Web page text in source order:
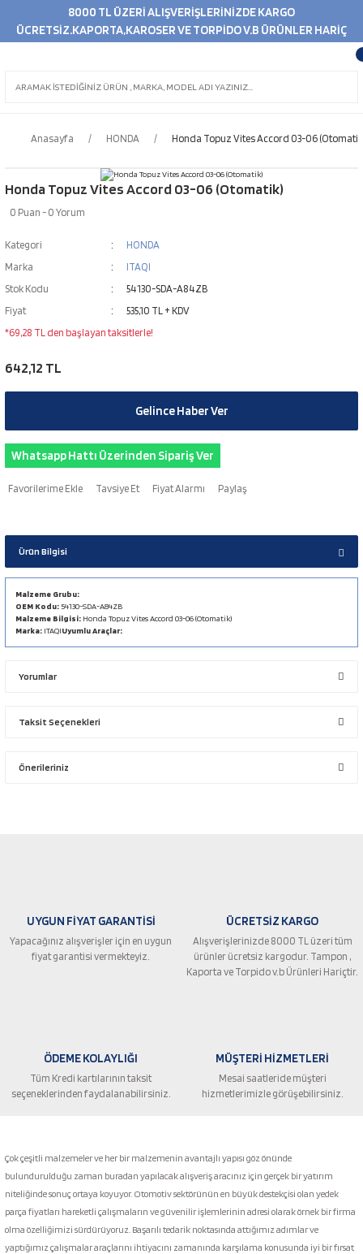
8000 TL ÜZERİ ALIŞVERİŞLERİNİZDE KARGO
ÜCRETSİZ.KAPORTA,KAROSER VE TORPİDO V.B ÜRÜNLER HARİÇ
Anasayfa HONDA Honda Topuz Vites Accord 03-06
Honda Topuz Vites Accord 03-06 (Otomatik)
0 Puan - 0 Yorum
Kategori
HONDA
Marka
ITAQI
Stok Kodu
54130-SDA-A84ZB
Fiyat
535,10 TL + KDV
*69,28 TL den başlayan taksitlerle!
642,12 TL
Gelince Haber Ver
Whatsapp Hattı Üzerinden Sipariş Ver
Tavsiye Et Fiyat Alarmı Paylaş
Ürün Bilgisi
Malzeme Grubu:
OEM Kodu: 54130-SDA-A84ZB
Malzeme Bilgisi: Honda Topuz Vites Accord 03-06 (Otomatik)
Marka: ITAQIUyumlu Araçlar:
Yorumlar
Taksit Seçenekleri
Önerileriniz
Ürün açıklamasında eksik bilgiler bulunuyor.
Ürün bilgilerinde hatalar bulunuyor.
Ürün fiyatı diğer sitelerden daha pahalı.
Gönder
UYGUN FİYAT GARANTİSİ
Yapacağınız alışverişler için en uygun
fiyat garantisi vermekteyiz.
ÜCRETSİZ KARGO
Alışverişlerinizde 8000 TL üzeri tüm
ürünler ücretsiz kargodur. Tampon ,
Kaporta ve Torpido v.b Ürünleri Hariçtir.
ÖDEME KOLAYLIĞI
Tüm Kredi kartılarının taksit
seçeneklerinden faydalanabilirsiniz.
MÜŞTERİ HİZMETLERİ
Mesai saatleride müşteri
hizmetlerimizle görüşebilirsiniz.
Çok çeşitli malzemeler ve her bir malzemenin avantajlı yapısı göz önünde
bulundurulduğu zaman buradan yapılacak alışveriş aracınız için gerçek bir yatırım
niteliğinde sonuç ortaya koyuyor. Otomotiv sektörünün en büyük destekçisi olan yedek
parça fiyatları hareketli çalışmaların ve güvenilir işlemlerinin adresi olarak örnek bir firma
olma özelliğimizi sürdürüyoruz. Başarılı tedarik noktasında attığımız adımlar ve
yaptığımız çalışmalar araçlarını ihtiyacını zamanında karşılama konusunda iyi bir fırsat